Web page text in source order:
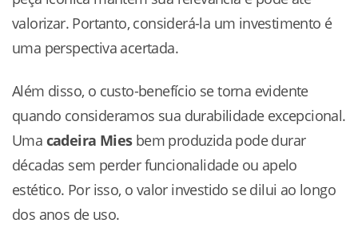
valorizar. Portanto, considerá-la um investimento é
uma perspectiva acertada.
Além disso, o custo-benefício se torna evidente
quando consideramos sua durabilidade excepcional.
Uma cadeira Miesbem produzida pode durar
décadas sem perder funcionalidade ou apelo
estético. Por isso, o valor investido se dilui ao longo
dos anos de uso.